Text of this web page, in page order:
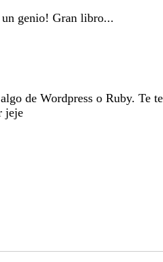
un genio! Gran libro...
de Wordpress o Ruby. Te
jeje